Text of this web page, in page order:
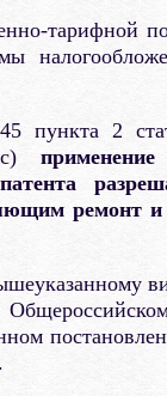
тарифной
пункта 2
ремонт